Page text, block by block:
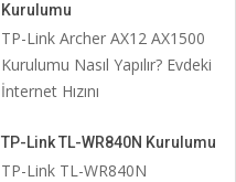
Kurulumu
TP-Link Archer AX12 AX1500
Kurulumu Nasıl Yapılır? Evdeki
İnternet Hızını
TP-Link TL-WR840N Kurulumu
TP-Link TL-WR840N